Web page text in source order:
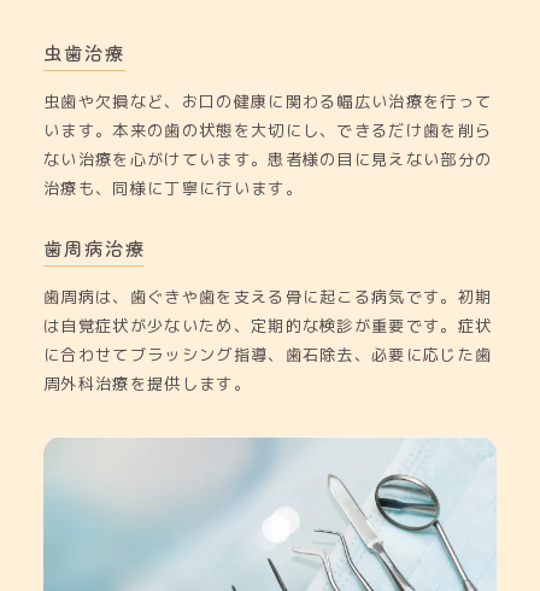
虫歯治療
虫歯や欠損など、お口の健康に関わる幅広い治療を行って
います。本来の歯の状態を大切にし、できるだけ歯を削ら
ない治療を心がけています。患者様の目に見えない部分の
治療も、同様に丁寧に行います。
歯周病治療
歯周病は、歯ぐきや歯を支える骨に起こる病気です。初期
は自覚症状が少ないため、定期的な検診が重要です。症状
に合わせてブラッシング指導、歯石除去、必要に応じた歯
周外科治療を提供します。